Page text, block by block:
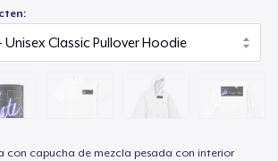
con capucha de mezcla pesada con interior